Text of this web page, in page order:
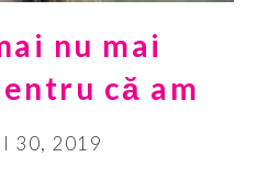
nu mai
că am
30, 2019